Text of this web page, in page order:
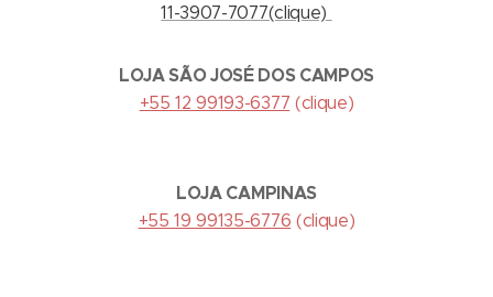
11-3907-7077(clique)
LOJA SÃO JOSÉ DOS CAMPOS
+55 12 99193-6377 (clique)
LOJA CAMPINAS
+55 19 99135-6776 (clique)